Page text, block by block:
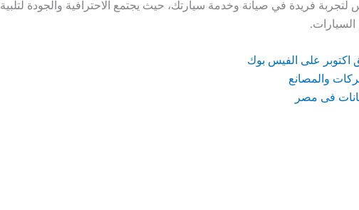
فريدة في صيانة وخدمة سيارتك، حيث يجتمع الاحترافية والجودة لتلبية
اكتوبر على الفيس بوك
والمصانع
فى مصر